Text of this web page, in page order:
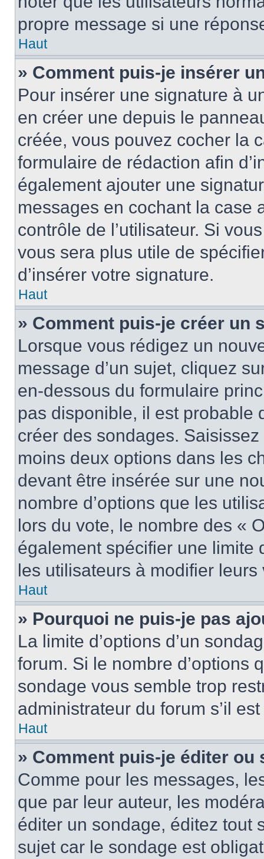
propre message si une
Haut
» Comment puis-je insérer
Pour insérer une signature à
en créer une depuis le
créée, vous pouvez cocher la
formulaire de rédaction afin
également ajouter une
messages en cochant la case
contrôle de l’utilisateur. Si
vous sera plus utile de
d’insérer votre signature.
Haut
» Comment puis-je créer un
Lorsque vous rédigez un
message d’un sujet, cliquez
en-dessous du formulaire
pas disponible, il est probable
créer des sondages.
moins deux options dans les
devant être insérée sur une
nombre d’options que les
lors du vote, le nombre des «
également spécifier une limite
les utilisateurs à modifier leurs
Haut
» Pourquoi ne puis-je pas
La limite d’options d’un
forum. Si le nombre d’options
sondage vous semble trop
administrateur du forum s’il
Haut
» Comment puis-je éditer ou
Comme pour les messages,
que par leur auteur, les
éditer un sondage, éditez tout
sujet car le sondage est